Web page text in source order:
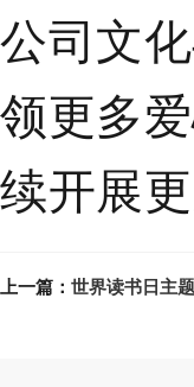
公司文
领更多
续开展
上一篇： 世界读书日主